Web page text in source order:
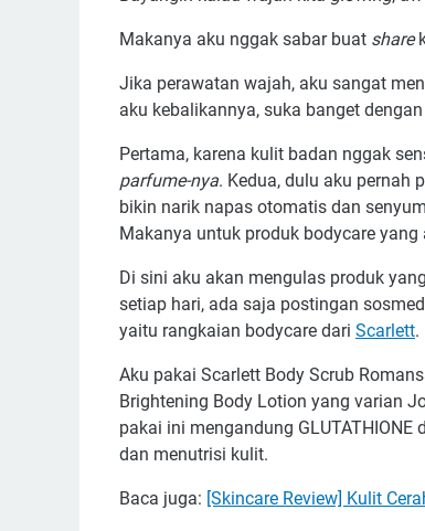
Makanya aku nggak sabar buat share
Jika perawatan wajah, aku sangat
aku kebalikannya, suka banget
Pertama, karena kulit badan nggak
parfume-nya. Kedua, dulu aku pernah
bikin narik napas otomatis dan
Makanya untuk produk bodycare
Di sini aku akan mengulas produk
setiap hari, ada saja postingan
yaitu rangkaian bodycare dari Scarlett.
Aku pakai Scarlett Body Scrub
Brightening Body Lotion yang varian
pakai ini mengandung
dan menutrisi kulit.
Baca juga: [Skincare Review] Kulit